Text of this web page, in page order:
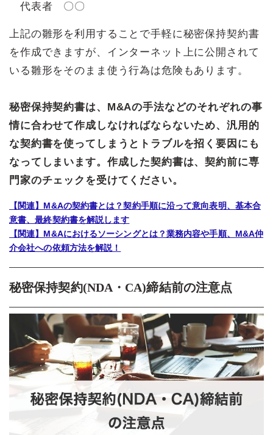
代表者 〇〇
上記の雛形を利用することで手軽に秘密保持契約書
を作成できますが、インターネット上に公開されて
いる雛形をそのまま使う行為は危険もあります。
秘密保持契約書は、M&Aの手法などのそれぞれの事
情に合わせて作成しなければならないため、汎用的
な契約書を使ってしまうとトラブルを招く要因にも
なってしまいます。 作成した契約書は、契約前に専
門家のチェックを受けてください。
【関連】M&Aの契約書とは？契約手順に沿って意向表明、基本合
意書、最終契約書を解説します
【関連】M&Aにおけるソーシングとは？業務内容や手順、M&A仲
介会社への依頼方法を解説！
秘密保持契約(NDA・CA)締結前の注意点